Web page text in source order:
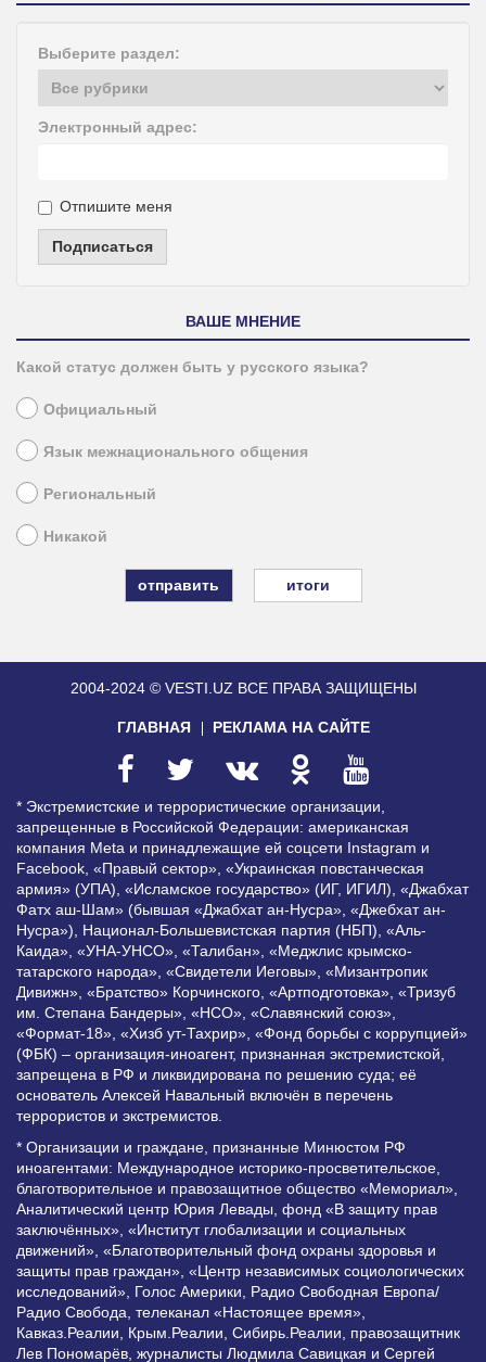
Выберите раздел:
Электронный адрес:
Отпишите меня
Подписаться
ВАШЕ МНЕНИЕ
Какой статус должен быть у русского языка?
Официальный
Язык межнационального общения
Региональный
Никакой
итоги
2004-2024 © VESTI.UZ ВСЕ ПРАВА ЗАЩИЩЕНЫ
ГЛАВНАЯ РЕКЛАМА НА САЙТЕ
* Экстремистские и террористические организации,
запрещенные в Российской Федерации: американская
компания Meta и принадлежащие ей соцсети Instagram и
Facebook, «Правый сектор», «Украинская повстанческая
армия» (УПА), «Исламское государство» (ИГ, ИГИЛ), «Джабхат
Фатх аш-Шам» (бывшая «Джабхат ан-Нусра», «Джебхат ан-
Нусра»), Национал-Большевистская партия (НБП), «Аль-
Каида», «УНА-УНСО», «Талибан», «Меджлис крымско-
татарского народа», «Свидетели Иеговы», «Мизантропик
Дивижн», «Братство» Корчинского, «Артподготовка», «Тризуб
им. Степана Бандеры», «НСО», «Славянский союз»,
«Формат-18», «Хизб ут-Тахрир», «Фонд борьбы с коррупцией»
(ФБК) – организация-иноагент, признанная экстремистской,
запрещена в РФ и ликвидирована по решению суда; её
основатель Алексей Навальный включён в перечень
террористов и экстремистов.
* Организации и граждане, признанные Минюстом РФ
иноагентами: Международное историко-просветительское,
благотворительное и правозащитное общество «Мемориал»,
Аналитический центр Юрия Левады, фонд «В защиту прав
заключённых», «Институт глобализации и социальных
движений», «Благотворительный фонд охраны здоровья и
защиты прав граждан», «Центр независимых социологических
исследований», Голос Америки, Радио Свободная Европа/
Радио Свобода, телеканал «Настоящее время»,
Кавказ.Реалии, Крым.Реалии, Сибирь.Реалии, правозащитник
Лев Пономарёв, журналисты Людмила Савицкая и Сергей